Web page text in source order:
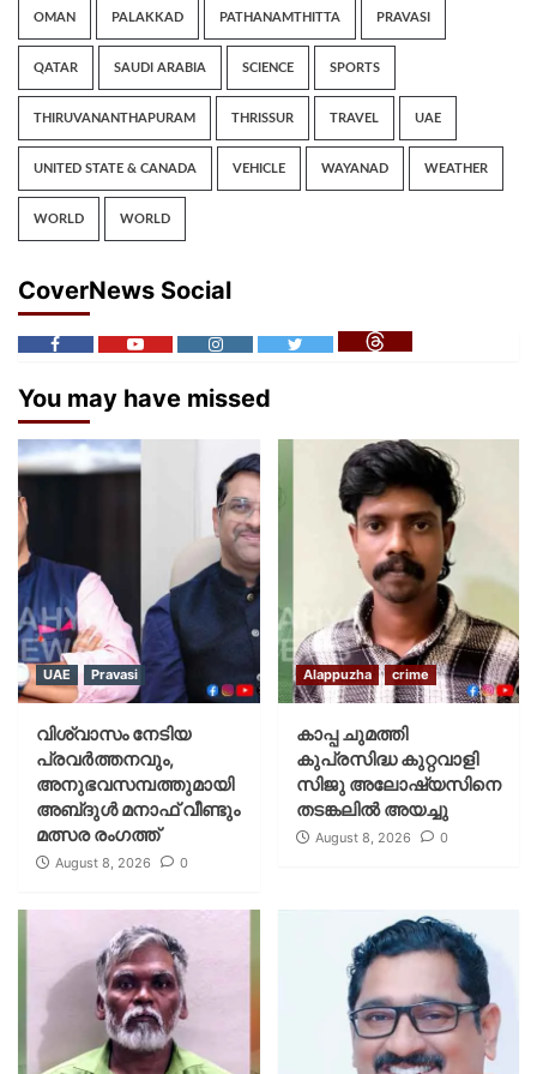
OMAN PALAKKAD PATHANAMTHITTA PRAVASI
QATAR SAUDI ARABIA SCIENCE SPORTS
THIRUVANANTHAPURAM THRISSUR TRAVEL UAE
UNITED STATE & CANADA VEHICLE WAYANAD WEATHER
WORLD WORLD
CoverNews Social
You may have missed
UAE Pravasi
വിശ്വാസം നേടിയ
പ്രവർത്തനവും,
അനുഭവസമ്പത്തുമായി
അബ്‌ദുൾ മനാഫ് വീണ്ടും
മത്സര രംഗത്ത്
August 8, 2026 0
Alappuzha crime
കാപ്പ ചുമത്തി
കുപ്രസിദ്ധ കുറ്റവാളി
സിജു അലോഷ്യസിനെ
തടങ്കലിൽ അയച്ചു
August 8, 2026 0